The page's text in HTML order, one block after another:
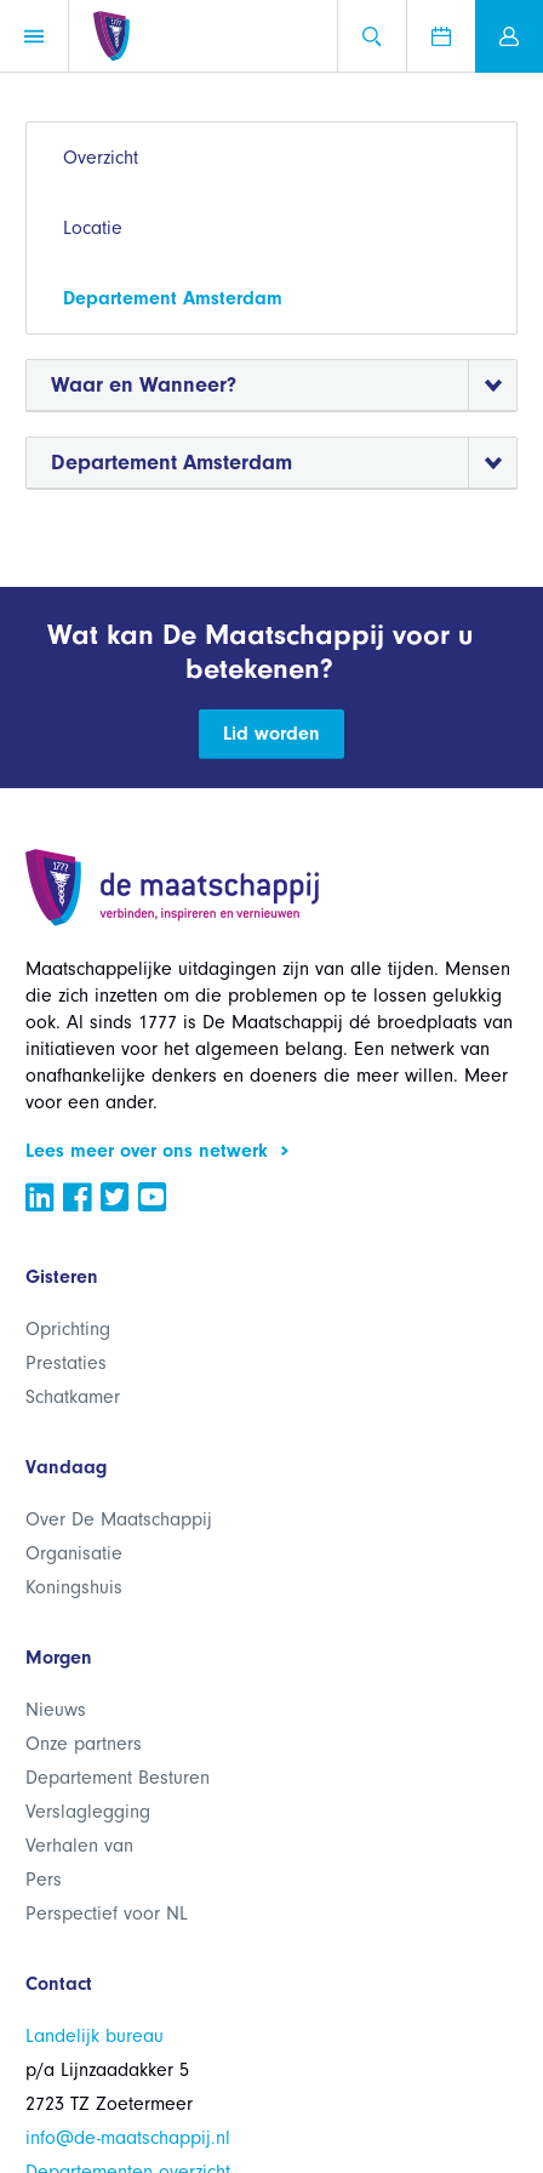
Overzicht
Locatie
Departement Amsterdam
Waar en Wanneer?
Departement Amsterdam
Wat kan De Maatschappij voor u
betekenen?
Lid worden
Maatschappelijke uitdagingen zijn van alle tijden. Mensen
die zich inzetten om die problemen op te lossen gelukkig
ook. Al sinds 1777 is De Maatschappij dé broedplaats van
initiatieven voor het algemeen belang. Een netwerk van
onafhankelijke denkers en doeners die meer willen. Meer
voor een ander.
Lees meer over ons netwerk
Gisteren
Oprichting
Prestaties
Schatkamer
Vandaag
Over De Maatschappij
Organisatie
Koningshuis
Morgen
Nieuws
Onze partners
Departement Besturen
Verslaglegging
Verhalen van
Pers
Perspectief voor NL
Contact
Landelijk bureau
p/a Lijnzaadakker 5
2723 TZ Zoetermeer
info@de-maatschappij.nl